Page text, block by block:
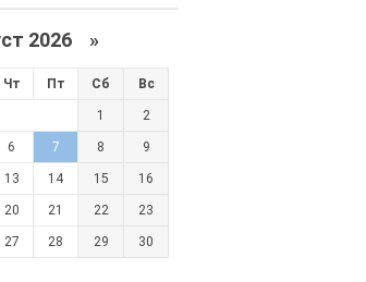
2026 »
Чт Пт Сб Вс
1 2
6 7 8 9
13 14 15 16
20 21 22 23
27 28 29 30